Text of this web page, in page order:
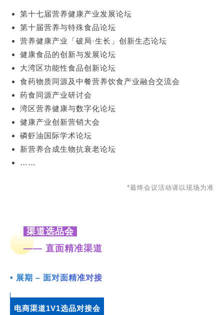
第十七届营养健康产业发展论坛
第十届营养与特殊食品论坛
营养健康产业「破局·生长」创新生态论坛
健康食品的创新与发展论坛
大湾区功能性食品创新论坛
食药物质同源及中餐营养饮食产业融合交流会
药食同源产业研讨会
湾区营养健康与数字化论坛
健康产业创新营销大会
磷虾油国际学术论坛
新营养合成生物抗衰老论坛
……
*最终会议活动请以现场为准
渠道选品会
—— 直面精准渠道
• 展期 – 面对面精准对接
电商渠道1V1选品对接会